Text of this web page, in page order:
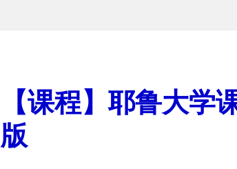
【课程】耶鲁大学
版